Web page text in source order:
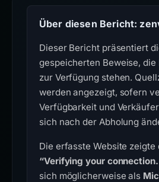
Über diesen Bericht:
Dieser Bericht präsentiert
gespeicherten Beweise, die
zur Verfügung stehen.
werden angezeigt, sofern
Verfügbarkeit und
sich nach der Abholung
Die erfasste Website zeigte
“Verifying your
sich möglicherweise als